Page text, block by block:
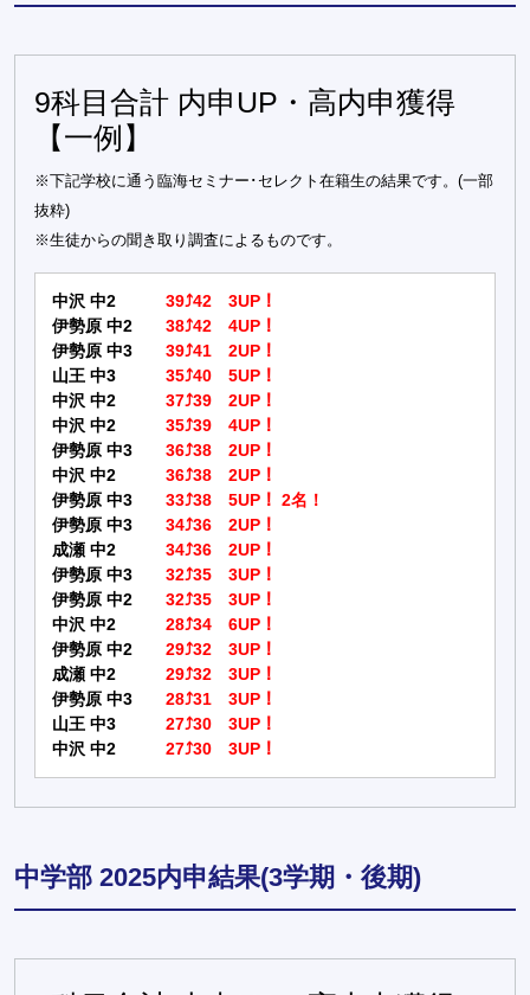
9科目合計 内申UP・高内申獲得
【一例】
※下記学校に通う臨海セミナー･セレクト在籍生の結果です。(一部
抜粋)
※生徒からの聞き取り調査によるものです。
中沢 中2
39⤴42 3UP！
伊勢原 中2
38⤴42 4UP！
伊勢原 中3
39⤴41 2UP！
山王 中3
35⤴40 5UP！
中沢 中2
37⤴39 2UP！
中沢 中2
35⤴39 4UP！
伊勢原 中3
36⤴38 2UP！
中沢 中2
36⤴38 2UP！
伊勢原 中3
33⤴38 5UP！ 2名！
伊勢原 中3
34⤴36 2UP！
成瀬 中2
34⤴36 2UP！
伊勢原 中3
32⤴35 3UP！
伊勢原 中2
32⤴35 3UP！
中沢 中2
28⤴34 6UP！
伊勢原 中2
29⤴32 3UP！
成瀬 中2
29⤴32 3UP！
伊勢原 中3
28⤴31 3UP！
山王 中3
27⤴30 3UP！
中沢 中2
27⤴30 3UP！
中学部 2025内申結果(3学期・後期)